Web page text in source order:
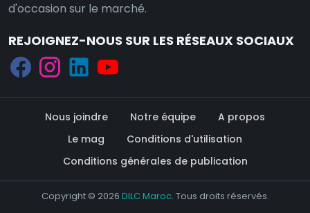
d'occasion sur le marché.
REJOIGNEZ-NOUS SUR LES RÉSEAUX SOCIAUX
Nous joindre Notre équipe
A propos
Le mag
Conditions d'utilisation
Conditions générales de publication
Copyright © 2026 DILC Maroc. Tous droits réservés.